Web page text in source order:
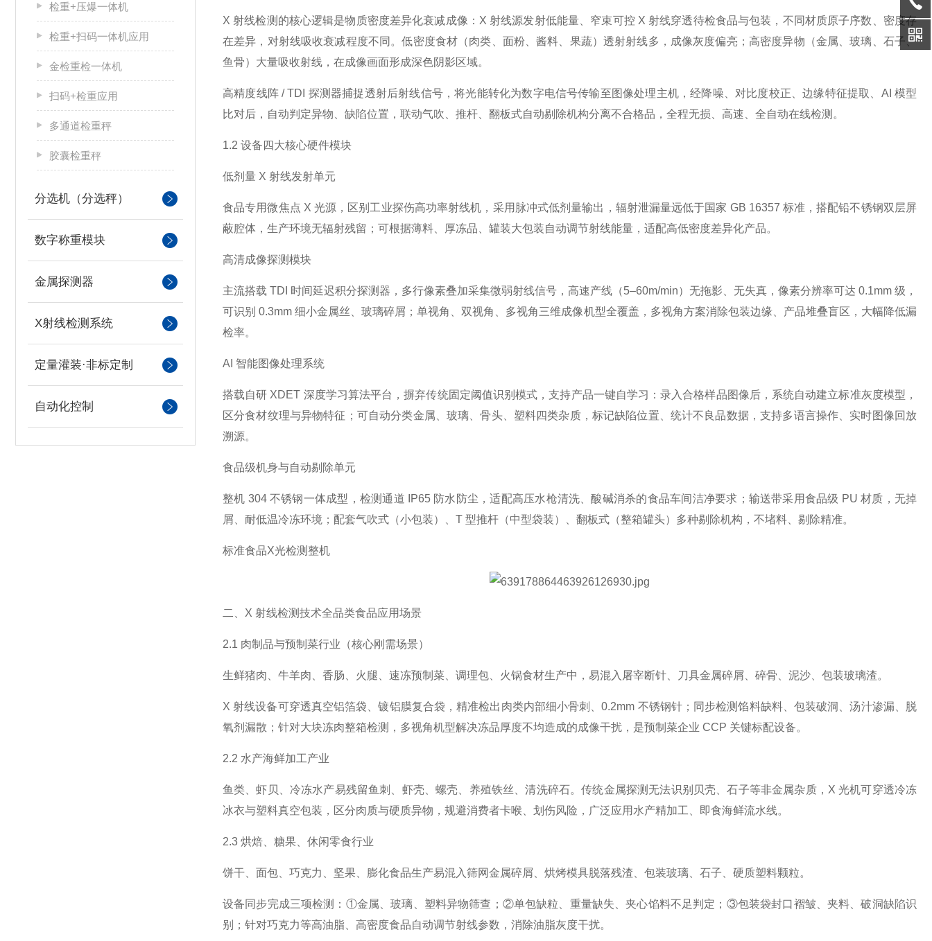
检重+压爆一体机
检重+扫码一体机应用
金检重检一体机
扫码+检重应用
多通道检重秤
胶囊检重秤
分选机（分选秤）
数字称重模块
金属探测器
X射线检测系统
定量灌装·非标定制
自动化控制
X 射线检测的核心逻辑是物质密度差异化衰减成像：X 射线源发射低能量、窄束可控 X 射线穿透待检食品与包装，不同材质原子序数、密度存
在差异，对射线吸收衰减程度不同。低密度食材（肉类、面粉、酱料、果蔬）透射射线多，成像灰度偏亮；高密度异物（金属、玻璃、石子、
鱼骨）大量吸收射线，在成像画面形成深色阴影区域。
高精度线阵 / TDI 探测器捕捉透射后射线信号，将光能转化为数字电信号传输至图像处理主机，经降噪、对比度校正、边缘特征提取、AI 模型
比对后，自动判定异物、缺陷位置，联动气吹、推杆、翻板式自动剔除机构分离不合格品，全程无损、高速、全自动在线检测。
1.2 设备四大核心硬件模块
低剂量 X 射线发射单元
食品专用微焦点 X 光源，区别工业探伤高功率射线机，采用脉冲式低剂量输出，辐射泄漏量远低于国家 GB 16357 标准，搭配铅不锈钢双层屏
蔽腔体，生产环境无辐射残留；可根据薄料、厚冻品、罐装大包装自动调节射线能量，适配高低密度差异化产品。
高清成像探测模块
主流搭载 TDI 时间延迟积分探测器，多行像素叠加采集微弱射线信号，高速产线（5–60m/min）无拖影、无失真，像素分辨率可达 0.1mm 级，
可识别 0.3mm 细小金属丝、玻璃碎屑；单视角、双视角、多视角三维成像机型全覆盖，多视角方案消除包装边缘、产品堆叠盲区，大幅降低漏
检率。
AI 智能图像处理系统
搭载自研 XDET 深度学习算法平台，摒弃传统固定阈值识别模式，支持产品一键自学习：录入合格样品图像后，系统自动建立标准灰度模型，
区分食材纹理与异物特征；可自动分类金属、玻璃、骨头、塑料四类杂质，标记缺陷位置、统计不良品数据，支持多语言操作、实时图像回放
溯源。
食品级机身与自动剔除单元
整机 304 不锈钢一体成型，检测通道 IP65 防水防尘，适配高压水枪清洗、酸碱消杀的食品车间洁净要求；输送带采用食品级 PU 材质，无掉
屑、耐低温冷冻环境；配套气吹式（小包装）、T 型推杆（中型袋装）、翻板式（整箱罐头）多种剔除机构，不堵料、剔除精准。
标准食品X光检测整机
二、X 射线检测技术全品类食品应用场景
2.1 肉制品与预制菜行业（核心刚需场景）
生鲜猪肉、牛羊肉、香肠、火腿、速冻预制菜、调理包、火锅食材生产中，易混入屠宰断针、刀具金属碎屑、碎骨、泥沙、包装玻璃渣。
X 射线设备可穿透真空铝箔袋、镀铝膜复合袋，精准检出肉类内部细小骨刺、0.2mm 不锈钢针；同步检测馅料缺料、包装破洞、汤汁渗漏、脱
氧剂漏散；针对大块冻肉整箱检测，多视角机型解决冻品厚度不均造成的成像干扰，是预制菜企业 CCP 关键标配设备。
2.2 水产海鲜加工产业
鱼类、虾贝、冷冻水产易残留鱼刺、虾壳、螺壳、养殖铁丝、清洗碎石。传统金属探测无法识别贝壳、石子等非金属杂质，X 光机可穿透冷冻
冰衣与塑料真空包装，区分肉质与硬质异物，规避消费者卡喉、划伤风险，广泛应用水产精加工、即食海鲜流水线。
2.3 烘焙、糖果、休闲零食行业
饼干、面包、巧克力、坚果、膨化食品生产易混入筛网金属碎屑、烘烤模具脱落残渣、包装玻璃、石子、硬质塑料颗粒。
设备同步完成三项检测：①金属、玻璃、塑料异物筛查；②单包缺粒、重量缺失、夹心馅料不足判定；③包装袋封口褶皱、夹料、破洞缺陷识
别；针对巧克力等高油脂、高密度食品自动调节射线参数，消除油脂灰度干扰。